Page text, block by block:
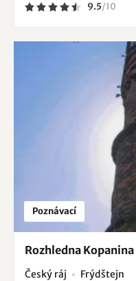
9.5/10
Poznávací
Rozhledna Kopanina
Český ráj Frýdštejn